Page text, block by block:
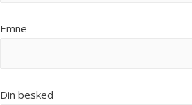
Emne
Din besked